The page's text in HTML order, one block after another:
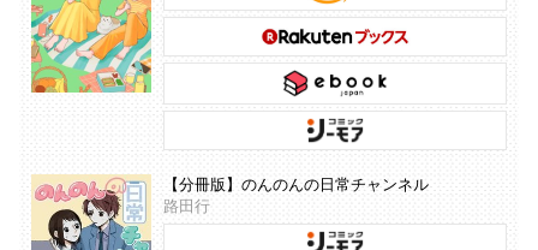
【分冊版】のんのんの日常チャンネル
路田行